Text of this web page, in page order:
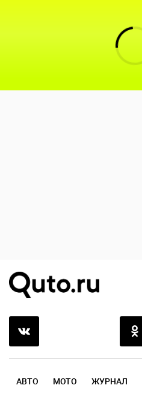
АВТО МОТО ЖУРНАЛ